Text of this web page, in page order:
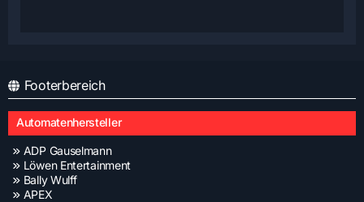
Footerbereich
Automatenhersteller
ADP Gauselmann
Löwen Entertainment
Bally Wulff
APEX